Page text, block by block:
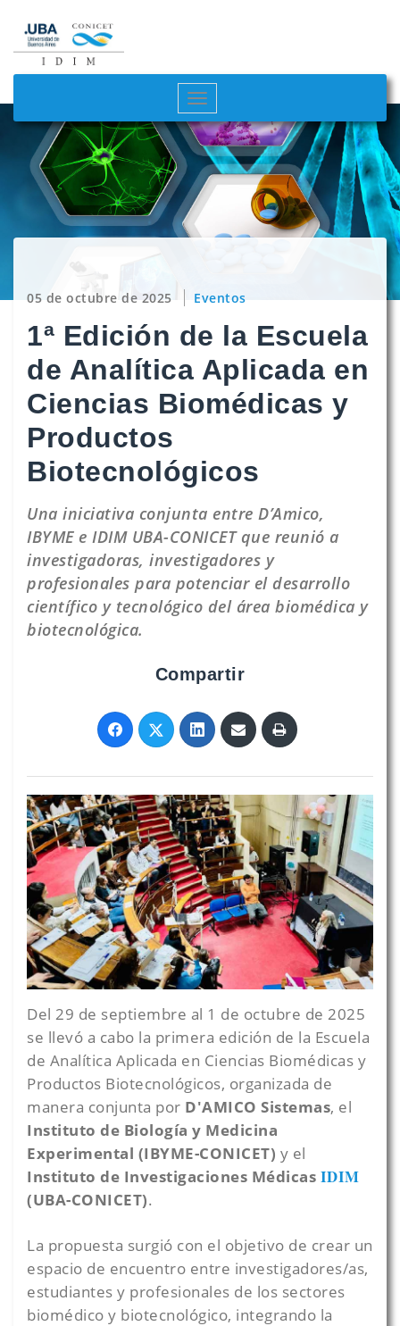
contenido
Cambiar
navegación
05 de octubre de 2025 Eventos
1ª Edición de la Escuela
de Analítica Aplicada en
Ciencias Biomédicas y
Productos
Biotecnológicos
Una iniciativa conjunta entre D’Amico,
IBYME e IDIM UBA-CONICET que reunió a
investigadoras, investigadores y
profesionales para potenciar el desarrollo
científico y tecnológico del área biomédica y
biotecnológica.
Compartir
Del 29 de septiembre al 1 de octubre de 2025
se llevó a cabo la primera edición de la Escuela
de Analítica Aplicada en Ciencias Biomédicas y
Productos Biotecnológicos, organizada de
manera conjunta por D'AMICO Sistemas, el
Instituto de Biología y Medicina
Experimental (IBYME-CONICET) y el
Instituto de Investigaciones Médicas IDIM
(UBA-CONICET).
La propuesta surgió con el objetivo de crear un
espacio de encuentro entre investigadores/as,
estudiantes y profesionales de los sectores
biomédico y biotecnológico, integrando la